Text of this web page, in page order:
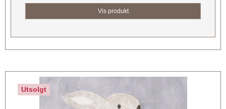
Vis produkt
Utsolgt